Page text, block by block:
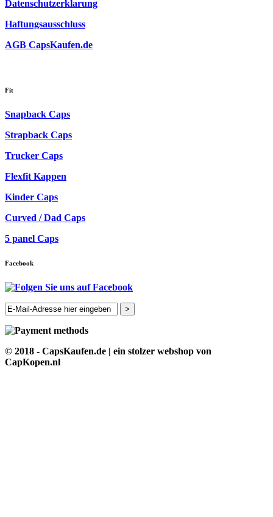
Datenschutzerklarung
Haftungsausschluss
AGB CapsKaufen.de
Fit
Snapback Caps
Strapback Caps
Trucker Caps
Flexfit Kappen
Kinder Caps
Curved / Dad Caps
5 panel Caps
Facebook
>
© 2018 - CapsKaufen.de | ein stolzer webshop von
CapKopen.nl